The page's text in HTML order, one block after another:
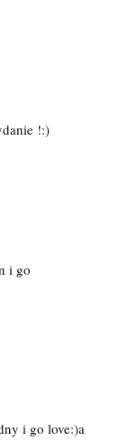
!:)
i go
i go love:)a